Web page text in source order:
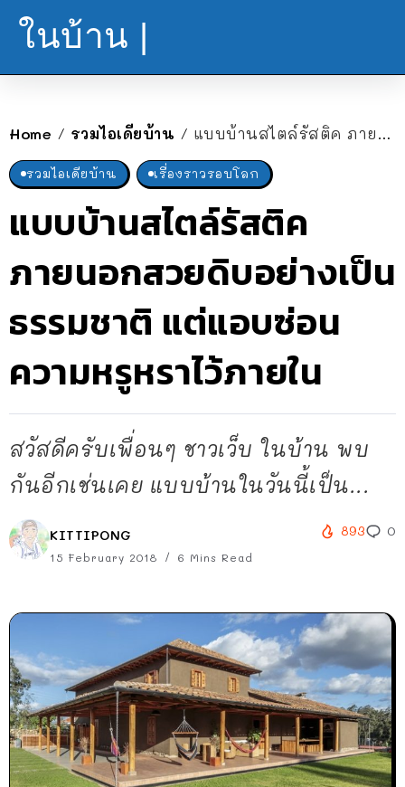
ในบ้าน |
Home / รวมไอเดียบ้าน / แบบบ้านสไตล์รัสติค ภายนอกสวยดิบอย่างเป็นธรรมชาติ แต่แอบซ่อนความหรูหราไว้ภายใน
รวมไอเดียบ้าน เรื่องราวรอบโลก
แบบบ้านสไตล์รัสติค
ภายนอกสวยดิบอย่างเป็น
ธรรมชาติ แต่แอบซ่อน
ความหรูหราไว้ภายใน
สวัสดีครับเพื่อนๆ ชาวเว็บ ในบ้าน พบ
กันอีกเช่นเคย แบบบ้านในวันนี้เป็น...
KITTIPONG
15 February 2018 6 Mins Read
893 0